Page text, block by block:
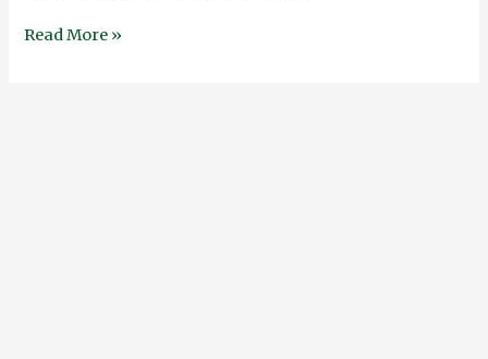
Read More »